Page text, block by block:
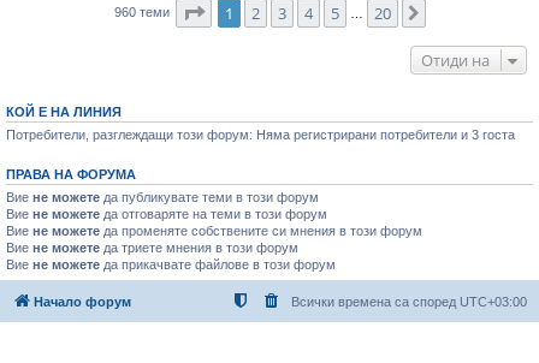
960 теми Страница1 от
1 2 3 4 5 20
Отиди на
КОЙ Е НА ЛИНИЯ
Потребители, разглеждащи този форум: Няма регистрирани потребители и 3 госта
ПРАВА НА ФОРУМА
Вие не можете да публикувате теми в този форум
Вие не можете да отговаряте на теми в този форум
Вие не можете да променяте собствените си мнения в този форум
Вие не можете да триете мнения в този форум
Вие не можете да прикачвате файлове в този форум
Начало форум Всички времена са според UTC+03:00